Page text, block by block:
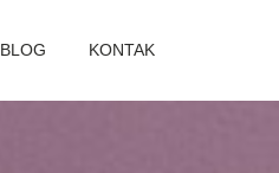
BLOG KONTAK